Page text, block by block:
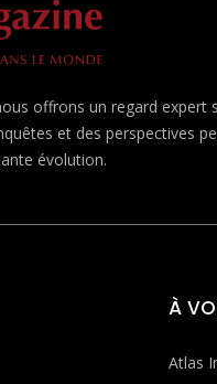
offrons un regard expert
et des perspectives
évolution.
À
Atlas